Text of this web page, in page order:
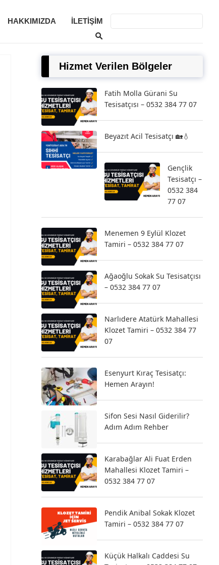
HAKKIMIZDA İLETIŞIM
Hizmet Verilen Bölgeler
Fatih Molla Gürani Su
Tesisatçısı – 0532 384 77 07
Beyazıt Acil Tesisatçı 🏡💧
Gençlik
Tesisatçı –
0532 384
77 07
Menemen 9 Eylül Klozet
Tamiri – 0532 384 77 07
Ağaoğlu Sokak Su Tesisatçısı
– 0532 384 77 07
Narlıdere Atatürk Mahallesi
Klozet Tamiri – 0532 384 77
07
Esenyurt Kıraç Tesisatçı:
Hemen Arayın!
Sifon Sesi Nasıl Giderilir?
Adım Adım Rehber
Karabağlar Ali Fuat Erden
Mahallesi Klozet Tamiri –
0532 384 77 07
Pendik Anibal Sokak Klozet
Tamiri – 0532 384 77 07
Küçük Halkalı Caddesi Su